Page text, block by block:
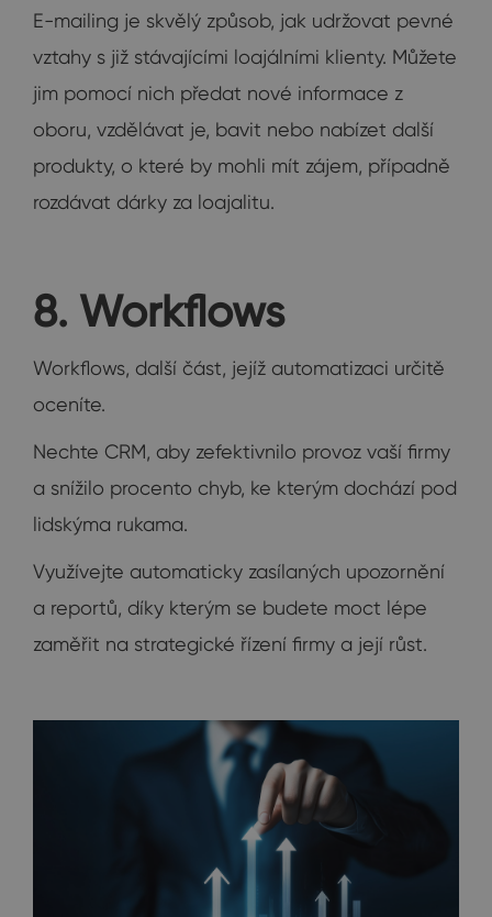
E-mailing je skvělý způsob, jak udržovat pevné
vztahy s již stávajícími loajálními klienty. Můžete
jim pomocí nich předat nové informace z
oboru, vzdělávat je, bavit nebo nabízet další
produkty, o které by mohli mít zájem, případně
rozdávat dárky za loajalitu.
8. Workflows
Workflows, další část, jejíž automatizaci určitě
oceníte.
Nechte CRM, aby zefektivnilo provoz vaší firmy
a snížilo procento chyb, ke kterým dochází pod
lidskýma rukama.
Využívejte automaticky zasílaných upozornění
a reportů, díky kterým se budete moct lépe
zaměřit na strategické řízení firmy a její růst.